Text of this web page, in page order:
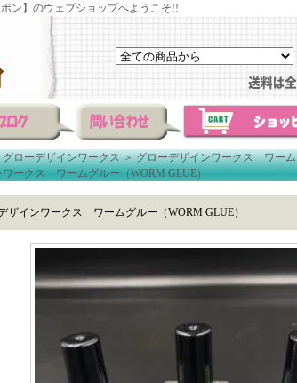
ン】のウェブショップへようこそ!!
グローデザインワークス＞グローデザインワークス ワーム
ワークス ワームグルー（WORM GLUE）
ザインワークス ワームグルー（WORM GLUE）